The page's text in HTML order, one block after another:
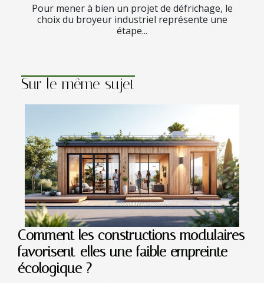
Pour mener à bien un projet de défrichage, le
choix du broyeur industriel représente une
étape...
Sur le même sujet
Comment les constructions modulaires
favorisent-elles une faible empreinte
écologique ?